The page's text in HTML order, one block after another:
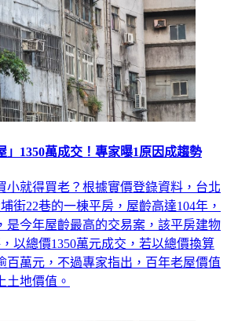
」1350萬成交！專家曝1原因成趨勢
小就得買老？根據實價登錄資料，台北
街22巷的一棟平房，屋齡高達104年，
是今年屋齡最高的交易案，該平房建物
以總價1350萬元成交，若以總價換算
百萬元，不過專家指出，百年老屋價值
土地價值。